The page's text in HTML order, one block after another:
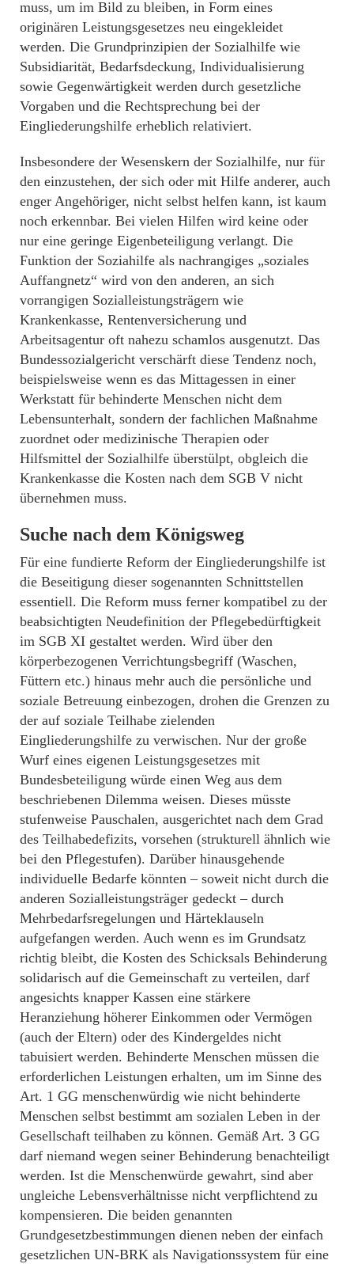
muss, um im Bild zu bleiben, in Form eines
originären Leistungsgesetzes neu eingekleidet
werden. Die Grundprinzipien der Sozialhilfe wie
Subsidiarität, Bedarfsdeckung, Individualisierung
sowie Gegenwärtigkeit werden durch gesetzliche
Vorgaben und die Rechtsprechung bei der
Eingliederungshilfe erheblich relativiert.
Insbesondere der Wesenskern der Sozialhilfe, nur für
den einzustehen, der sich oder mit Hilfe anderer, auch
enger Angehöriger, nicht selbst helfen kann, ist kaum
noch erkennbar. Bei vielen Hilfen wird keine oder
nur eine geringe Eigenbeteiligung verlangt. Die
Funktion der Soziahilfe als nachrangiges „soziales
Auffangnetz“ wird von den anderen, an sich
vorrangigen Sozialleistungsträgern wie
Krankenkasse, Rentenversicherung und
Arbeitsagentur oft nahezu schamlos ausgenutzt. Das
Bundessozialgericht verschärft diese Tendenz noch,
beispielsweise wenn es das Mittagessen in einer
Werkstatt für behinderte Menschen nicht dem
Lebensunterhalt, sondern der fachlichen Maßnahme
zuordnet oder medizinische Therapien oder
Hilfsmittel der Sozialhilfe überstülpt, obgleich die
Krankenkasse die Kosten nach dem SGB V nicht
übernehmen muss.
Suche nach dem Königsweg
Für eine fundierte Reform der Eingliederungshilfe ist
die Beseitigung dieser sogenannten Schnittstellen
essentiell. Die Reform muss ferner kompatibel zu der
beabsichtigten Neudefinition der Pflegebedürftigkeit
im SGB XI gestaltet werden. Wird über den
körperbezogenen Verrichtungsbegriff (Waschen,
Füttern etc.) hinaus mehr auch die persönliche und
soziale Betreuung einbezogen, drohen die Grenzen zu
der auf soziale Teilhabe zielenden
Eingliederungshilfe zu verwischen. Nur der große
Wurf eines eigenen Leistungsgesetzes mit
Bundesbeteiligung würde einen Weg aus dem
beschriebenen Dilemma weisen. Dieses müsste
stufenweise Pauschalen, ausgerichtet nach dem Grad
des Teilhabedefizits, vorsehen (strukturell ähnlich wie
bei den Pflegestufen). Darüber hinausgehende
individuelle Bedarfe könnten – soweit nicht durch die
anderen Sozialleistungsträger gedeckt – durch
Mehrbedarfsregelungen und Härteklauseln
aufgefangen werden. Auch wenn es im Grundsatz
richtig bleibt, die Kosten des Schicksals Behinderung
solidarisch auf die Gemeinschaft zu verteilen, darf
angesichts knapper Kassen eine stärkere
Heranziehung höherer Einkommen oder Vermögen
(auch der Eltern) oder des Kindergeldes nicht
tabuisiert werden. Behinderte Menschen müssen die
erforderlichen Leistungen erhalten, um im Sinne des
Art. 1 GG menschenwürdig wie nicht behinderte
Menschen selbst bestimmt am sozialen Leben in der
Gesellschaft teilhaben zu können. Gemäß Art. 3 GG
darf niemand wegen seiner Behinderung benachteiligt
werden. Ist die Menschenwürde gewahrt, sind aber
ungleiche Lebensverhältnisse nicht verpflichtend zu
kompensieren. Die beiden genannten
Grundgesetzbestimmungen dienen neben der einfach
gesetzlichen UN-BRK als Navigationssystem für eine